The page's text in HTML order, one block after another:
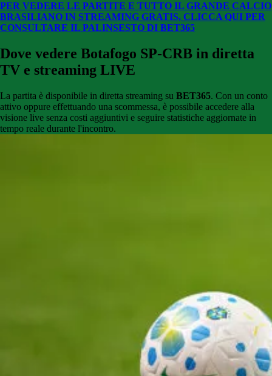
PER VEDERE LE PARTITE E TUTTO IL GRANDE CALCIO
BRASILIANO IN STREAMING GRATIS, CLICCA QUI PER
CONSULTARE IL PALINSESTO DI BET365
Dove vedere Botafogo SP-CRB in diretta
TV e streaming LIVE
La partita è disponibile in diretta streaming su BET365. Con un conto
attivo oppure effettuando una scommessa, è possibile accedere alla
visione live senza costi aggiuntivi e seguire statistiche aggiornate in
tempo reale durante l'incontro.